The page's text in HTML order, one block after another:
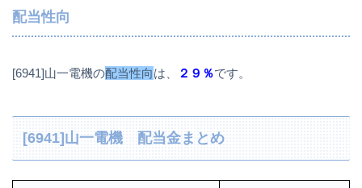
配当性向
[6941]山一電機の配当性向は、 ２９％です。
[6941]山一電機 配当金まとめ